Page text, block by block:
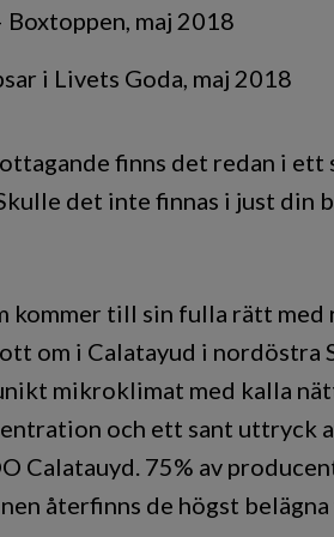
maj 2018
i Livets Goda, maj 2018
finns det redan i
det inte finnas i just din
kommer till sin fulla rätt
om i Calatayud i nordöstra
mikroklimat med kalla
och ett sant uttryck
Calatauyd. 75% av
återfinns de högst